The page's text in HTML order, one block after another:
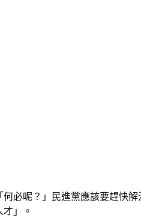
必呢？」民進黨應該要趕快
」。